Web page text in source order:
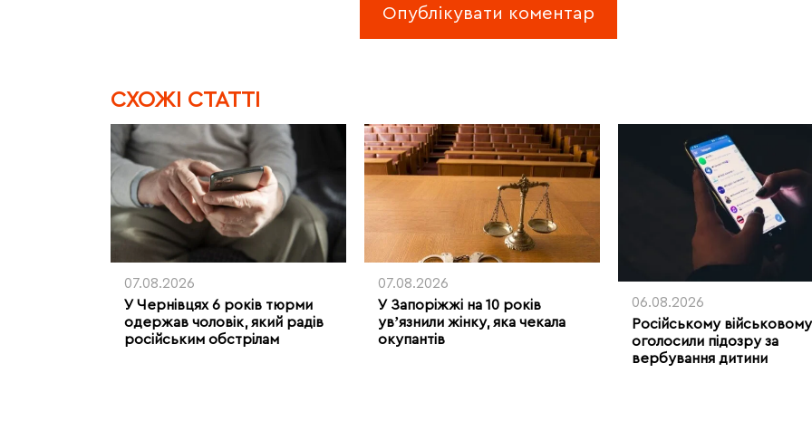
CХОЖІ СТАТТІ
07.08.2026
У Чернівцях 6 років тюрми
одержав чоловік, який радів
російським обстрілам
07.08.2026
У Запоріжжі на 10 років
увʼязнили жінку, яка чекала
окупантів
06.08.2026
Російському військовому
оголосили підозру за
вербування дитини